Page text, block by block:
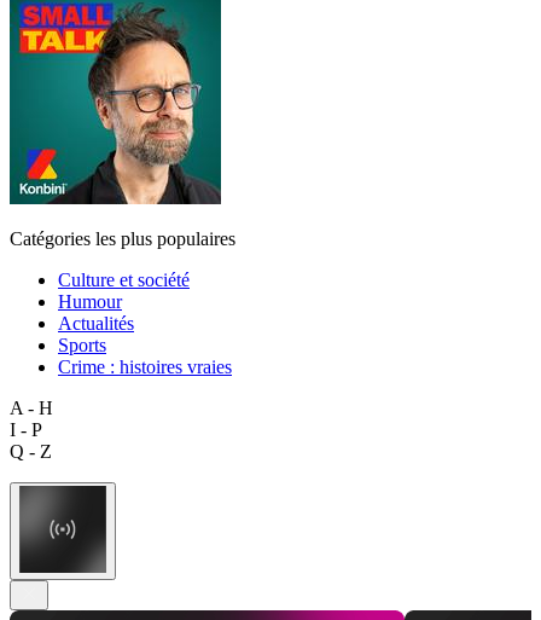
Catégories les plus populaires
Culture et société
Humour
Actualités
Sports
Crime : histoires vraies
A - H
I - P
Q - Z